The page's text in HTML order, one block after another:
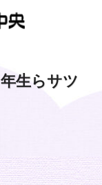
生らサツ